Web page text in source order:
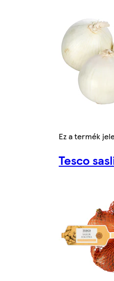
Ez a termék
Tesco